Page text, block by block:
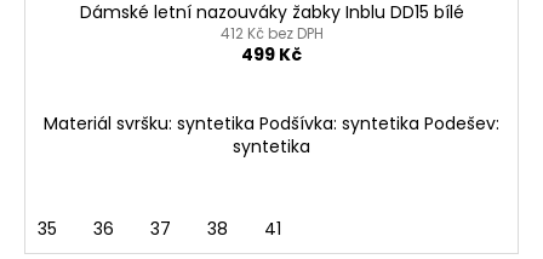
Dámské letní nazouváky žabky Inblu DD15 bílé
412 Kč bez DPH
499 Kč
Materiál svršku: syntetika Podšívka: syntetika Podešev:
syntetika
35 36 37 38 41